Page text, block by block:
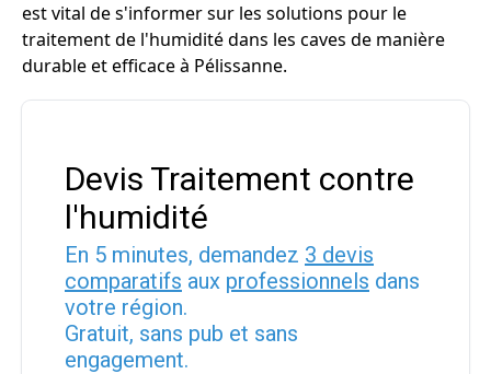
est vital de s'informer sur les solutions pour le
traitement de l'humidité dans les caves de manière
durable et efficace à Pélissanne.
Devis Traitement contre
l'humidité
En 5 minutes, demandez 3 devis
comparatifs aux professionnels dans
votre région.
Gratuit, sans pub et sans
engagement.